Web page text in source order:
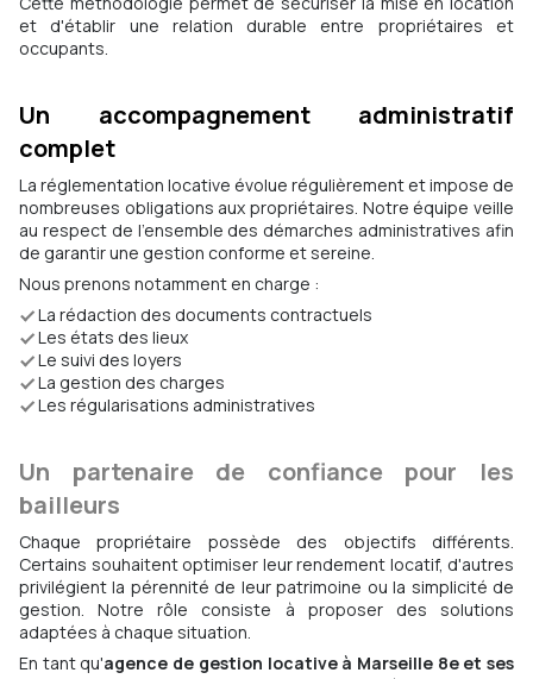
et d'établir une relation durable entre propriétaires et
occupants.
Un accompagnement administratif
complet
La réglementation locative évolue régulièrement et impose de
nombreuses obligations aux propriétaires. Notre équipe veille
au respect de l'ensemble des démarches administratives afin
de garantir une gestion conforme et sereine.
Nous prenons notamment en charge :
La rédaction des documents contractuels
Les états des lieux
Le suivi des loyers
La gestion des charges
Les régularisations administratives
Un partenaire de confiance pour les
bailleurs
Chaque propriétaire possède des objectifs différents.
Certains souhaitent optimiser leur rendement locatif, d'autres
privilégient la pérennité de leur patrimoine ou la simplicité de
gestion. Notre rôle consiste à proposer des solutions
adaptées à chaque situation.
En tant qu'agence de gestion locative à Marseille 8e et ses